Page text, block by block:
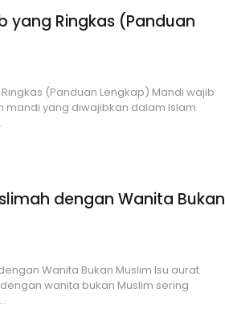
yang Ringkas (Panduan
(Panduan Lengkap) Mandi wajib
mandi yang diwajibkan dalam Islam
dengan Wanita Bukan
Wanita Bukan Muslim Isu aurat
wanita bukan Muslim sering